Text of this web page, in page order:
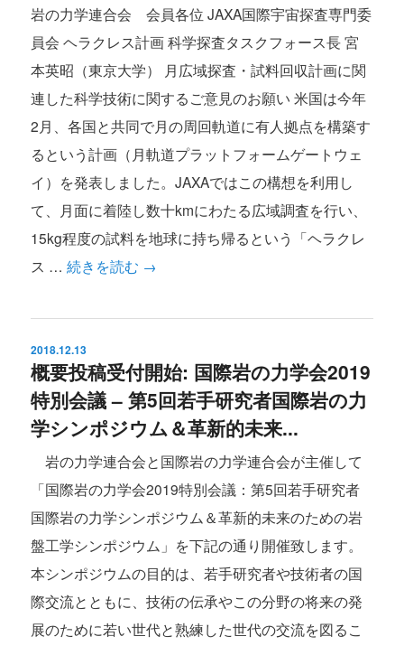
岩の力学連合会 会員各位 JAXA国際宇宙探査専門委
員会 ヘラクレス計画 科学探査タスクフォース長 宮
本英昭（東京大学） 月広域探査・試料回収計画に関
連した科学技術に関するご意見のお願い 米国は今年
2月、各国と共同で月の周回軌道に有人拠点を構築す
るという計画（月軌道プラットフォームゲートウェ
イ）を発表しました。JAXAではこの構想を利用し
て、月面に着陸し数十kmにわたる広域調査を行い、
15kg程度の試料を地球に持ち帰るという「ヘラクレ
ス …続きを読む →
2018.12.13
概要投稿受付開始: 国際岩の力学会2019
特別会議 – 第5回若手研究者国際岩の力
学シンポジウム＆革新的未来...
岩の力学連合会と国際岩の力学連合会が主催して
「国際岩の力学会2019特別会議：第5回若手研究者
国際岩の力学シンポジウム＆革新的未来のための岩
盤工学シンポジウム」を下記の通り開催致します。
本シンポジウムの目的は、若手研究者や技術者の国
際交流とともに、技術の伝承やこの分野の将来の発
展のために若い世代と熟練した世代の交流を図るこ